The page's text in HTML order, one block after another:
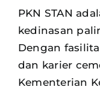
PKN STAN
kedinasan
Dengan
dan karier
Kementerian